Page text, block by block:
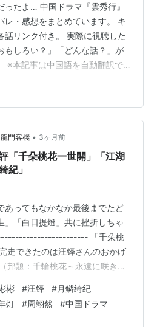
ったよ… 中国ドラマ『雲秀行』
レ・感想をまとめています。 キ
話リンク付き。 実際に視聴した
もしろい？」「どんな話？」が
※本記事は中国語を自動翻訳で
重要部分はわかるように書い
微博*1からお借りしています。
この中国ドラマ視聴済み作品リ
原題：云秀行 キャスト 李一
邓为 饰 郑适、楼启炎 …
門客棧 • 3ヶ月前
「千朵桃花一世開」「江湖
紀」
あってもなかなか最後までたど
」「白日提燈」共に挫折しちゃ
「千朵桃
走できたのは汪铎さんのおかげ
邦題：千輪桃花～永遠に咲き誇
は古装ファンタジーにありがち
界に舞台が移る。取りたてて
暮懸鈴を男性陣が取り合う構
彬 #汪铎 #月鳞绮纪
灯 #周翊然 #中国ドラマ